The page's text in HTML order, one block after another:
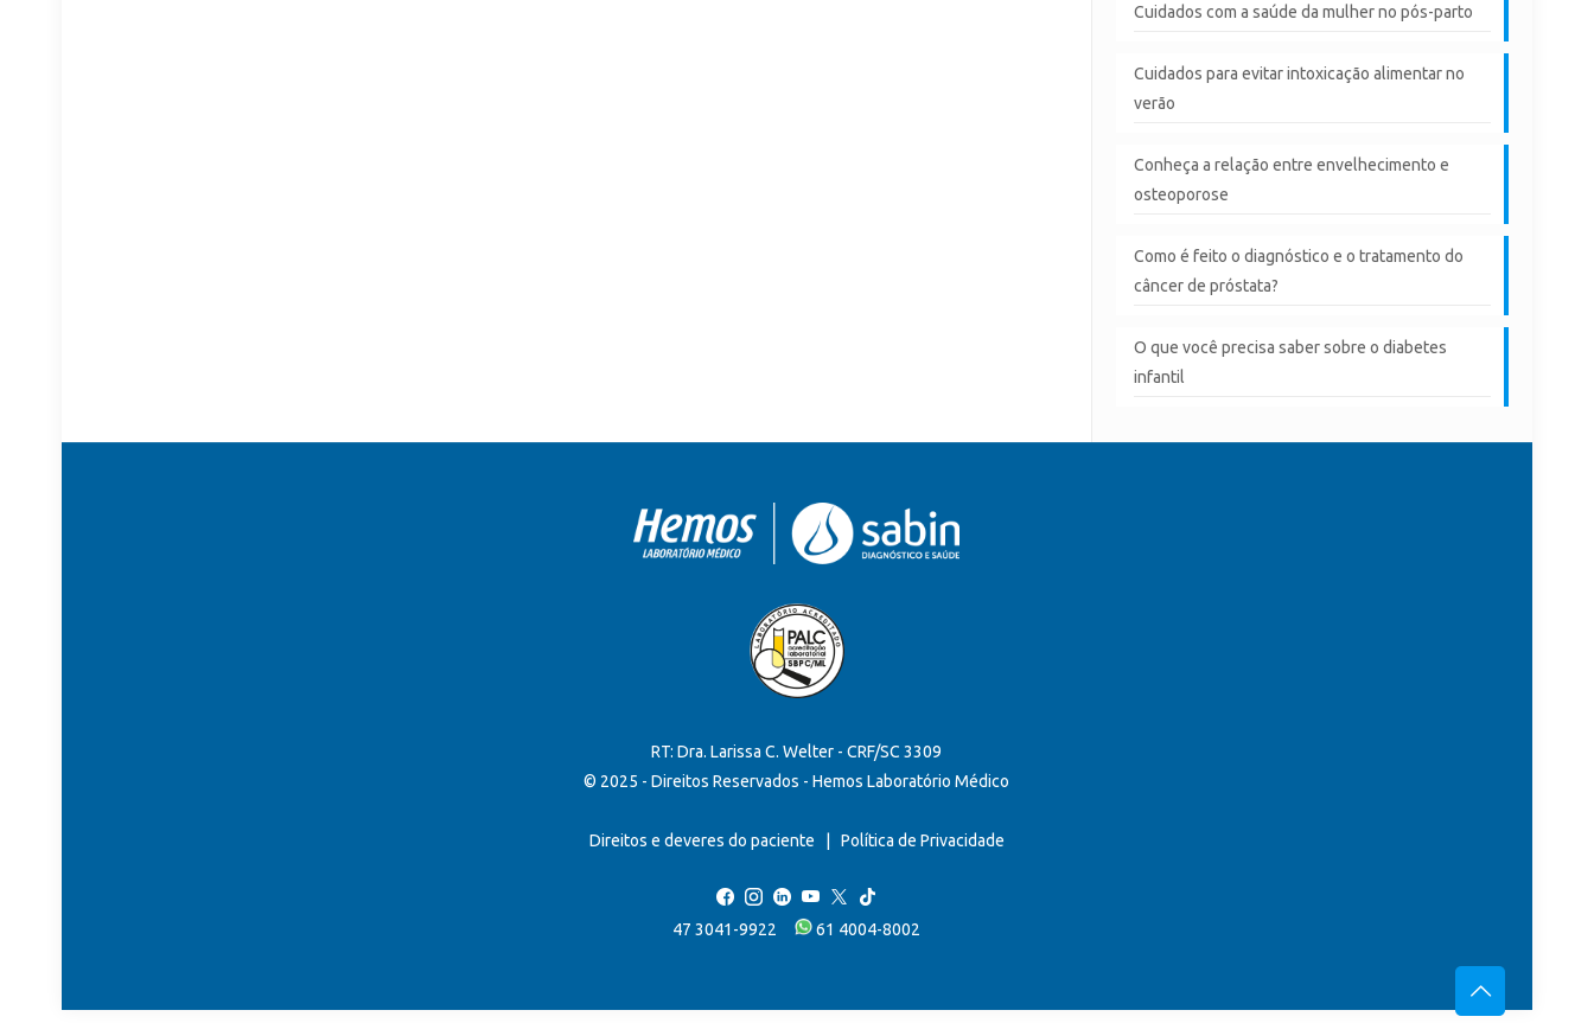
Cuidados com a saúde da mulher no pós-parto
Cuidados para evitar intoxicação alimentar no
verão
Conheça a relação entre envelhecimento e
osteoporose
Como é feito o diagnóstico e o tratamento do
câncer de próstata?
O que você precisa saber sobre o diabetes
infantil
RT: Dra. Larissa C. Welter - CRF/SC 3309
© 2025 - Direitos Reservados - Hemos Laboratório Médico
Direitos e deveres do paciente Política de Privacidade
47 3041-9922 61 4004-8002